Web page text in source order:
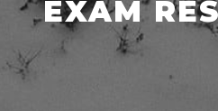
EXAM